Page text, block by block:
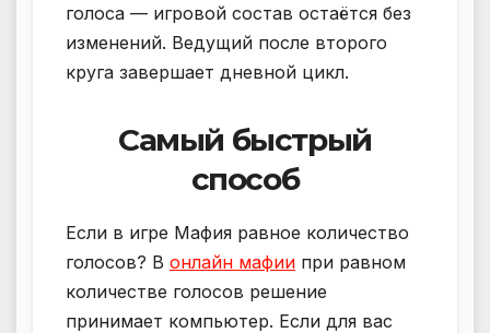
голоса — игровой состав остаётся без
изменений. Ведущий после второго
круга завершает дневной цикл.
Самый быстрый
способ
Если в игре Мафия равное количество
голосов? В онлайн мафии при равном
количестве голосов решение
принимает компьютер. Если для вас